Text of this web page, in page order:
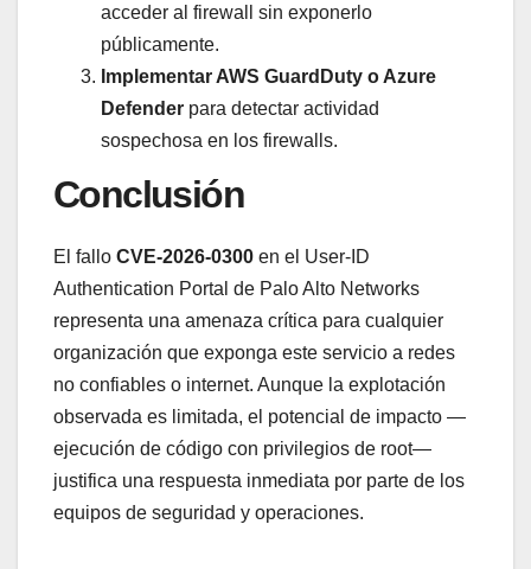
acceder al firewall sin exponerlo
públicamente.
Implementar AWS GuardDuty o Azure
Defender para detectar actividad
sospechosa en los firewalls.
Conclusión
El fallo CVE-2026-0300 en el User-ID
Authentication Portal de Palo Alto Networks
representa una amenaza crítica para cualquier
organización que exponga este servicio a redes
no confiables o internet. Aunque la explotación
observada es limitada, el potencial de impacto —
ejecución de código con privilegios de root—
justifica una respuesta inmediata por parte de los
equipos de seguridad y operaciones.